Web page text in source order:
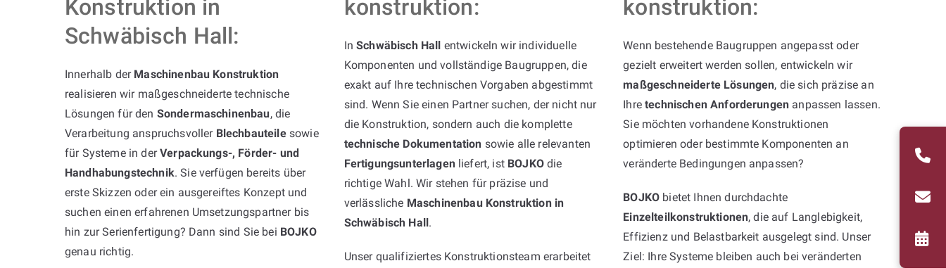
Konstruktion in
Schwäbisch Hall:
Innerhalb der Maschinenbau Konstruktion
realisieren wir maßgeschneiderte technische
Lösungen für den Sondermaschinenbau, die
Verarbeitung anspruchsvoller Blechbauteilesowie
für Systeme in derVerpackungs-, Förder- und
Handhabungstechnik. Sie verfügen bereits über
erste Skizzen oder ein ausgereiftes Konzept und
suchen einen erfahrenen Umsetzungspartner bis
hin zur Serienfertigung? Dann sind Sie bei BOJKO
genau richtig.
konstruktion:
InSchwäbisch Hall entwickeln wir individuelle
Komponenten und vollständige Baugruppen, die
exakt auf Ihre technischen Vorgaben abgestimmt
sind. Wenn Sie einen Partner suchen, der nicht nur
die Konstruktion, sondern auch die komplette
technische Dokumentation sowie alle relevanten
Fertigungsunterlagenliefert, ist BOJKOdie
richtige Wahl. Wir stehen für präzise und
verlässliche Maschinenbau Konstruktion in
Schwäbisch Hall.
Unser qualifiziertes Konstruktionsteam erarbeitet
konstruktion:
Wenn bestehende Baugruppen angepasst oder
gezielt erweitert werden sollen, entwickeln wir
maßgeschneiderte Lösungen, die sich präzise an
Ihretechnischen Anforderungen anpassen lassen.
Sie möchten vorhandene Konstruktionen
optimieren oder bestimmte Komponenten an
veränderte Bedingungen anpassen?
BOJKO bietet Ihnen durchdachte
Einzelteilkonstruktionen, die auf Langlebigkeit,
Effizienz und Belastbarkeit ausgelegt sind. Unser
Ziel: Ihre Systeme bleiben auch bei veränderten